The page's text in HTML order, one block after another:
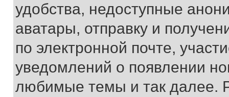
удобства, недоступные
аватары, отправку и
по электронной почте,
уведомлений о появлении
любимые темы и так далее.